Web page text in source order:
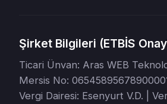
Şirket Bilgileri (ETBİS
Ticari Ünvan: Aras WEB
Mersis No:
Vergi Dairesi: Esenyurt V.D. |